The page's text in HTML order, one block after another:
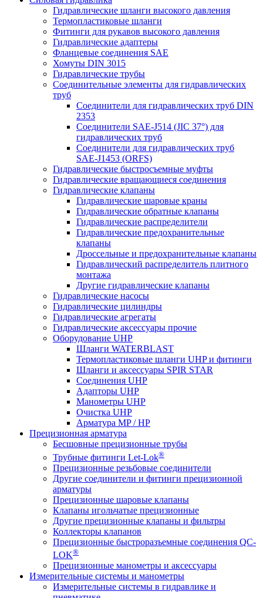
Гидравлические шланги высокого давления
Термопластиковые шланги
Фитинги для рукавов высокого давления
Гидравлические адаптеры
Фланцевые соединения SAE
Хомуты DIN 3015
Гидравлические трубы
Соединительные элементы для гидравлических
труб
Соединители для гидравлических труб DIN
2353
Соединители SAE-J514 (JIC 37°) для
гидравлических труб
Соединители для гидравлических труб
SAE-J1453 (ORFS)
Гидравлические быстросъемные муфты
Гидравлические вращающиеся соединения
Гидравлические клапаны
Гидравлические шаровые краны
Гидравлические обратные клапаны
Гидравлические распределители
Гидравлические предохранительные
клапаны
Дроссельные и предохранительные клапаны
Гидравлический распределитель плитного
монтажа
Другие гидравлические клапаны
Гидравлические насосы
Гидравлические цилиндры
Гидравлические агрегаты
Гидравлические аксессуары прочие
Оборудование UHP
Шланги WATERBLAST
Термопластиковые шланги UHP и фитинги
Шланги и аксессуары SPIR STAR
Соединения UHP
Адапторы UHP
Манометры UHP
Очистка UHP
Арматура MP / HP
Прецизионная арматура
Бесшовные прецизионные трубы
Трубные фитинги Let-Lok®
Прецизионные резьбовые соединители
Другие соединители и фитинги прецизионной
арматуры
Прецизионные шаровые клапаны
Клапаны игольчатые прецизионные
Другие прецизионные клапаны и фильтры
Коллекторы клапанов
Прецизионные быстроразъемные соединения QC-
LOK®
Прецизионные манометры и аксессуары
Измерительные системы и манометры
Измерительные системы в гидравлике и